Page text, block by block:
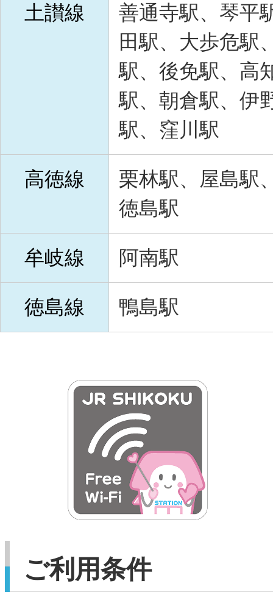
土讃線
善通寺駅、琴平
田駅、大歩危駅
駅、後免駅、高
駅、朝倉駅、伊
駅、窪川駅
高徳線
栗林駅、屋島駅
徳島駅
牟岐線 阿南駅
徳島線 鴨島駅
ご利用条件